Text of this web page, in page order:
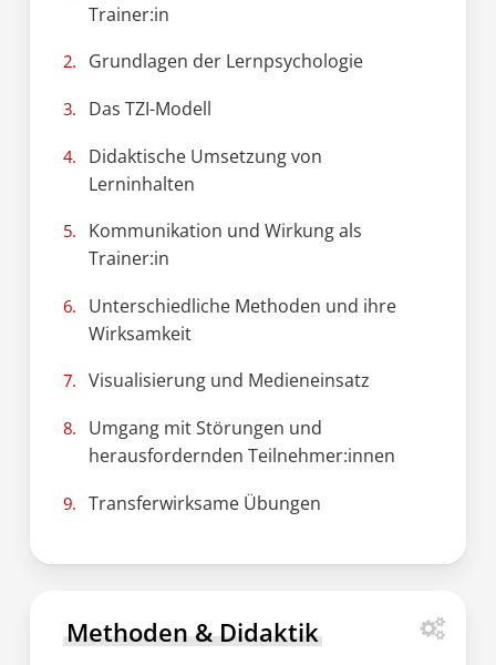
Trainer:in
Grundlagen der Lernpsychologie
Das TZI-Modell
Didaktische Umsetzung von
Lerninhalten
Kommunikation und Wirkung als
Trainer:in
Unterschiedliche Methoden und ihre
Wirksamkeit
Visualisierung und Medieneinsatz
Umgang mit Störungen und
herausfordernden Teilnehmer:innen
Transferwirksame Übungen
Methoden & Didaktik